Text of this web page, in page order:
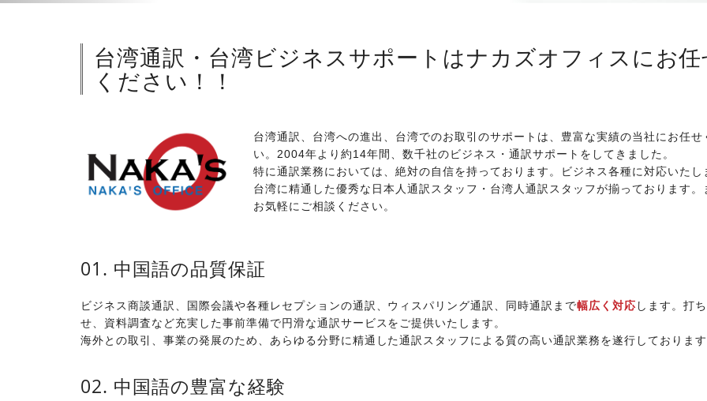
台湾通訳・台湾ビジネスサポートはナカズオフィスにお
ください！！
台湾通訳、台湾への進出、台湾でのお取引のサポートは、豊富な実績の当社にお任せ
い。2004年より約14年間、数千社のビジネス・通訳サポートをしてきました。
特に通訳業務においては、絶対の自信を持っております。ビジネス各種に対応いたし
台湾に精通した優秀な日本人通訳スタッフ・台湾人通訳スタッフが揃っております。
お気軽にご相談ください。
01. 中国語の品質保証
ビジネス商談通訳、国際会議や各種レセプションの通訳、ウィスパリング通訳、同時通訳まで幅広く対応 します。打
せ、資料調査など充実した事前準備で円滑な通訳サービスをご提供いたします。
海外との取引、事業の発展のため、あらゆる分野に精通した通訳スタッフによる質の高い通訳業務を遂行しておりま
02. 中国語の豊富な経験